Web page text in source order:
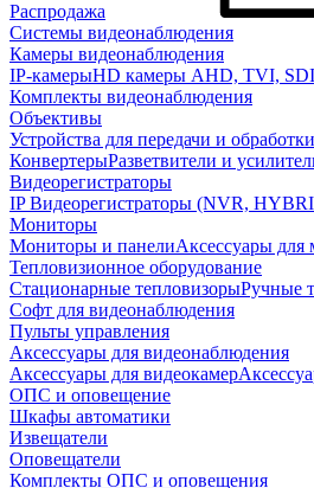
Распродажа
Системы видеонаблюдения
Камеры видеонаблюдения
IP-камерыHD камеры AHD, TVI,
Комплекты видеонаблюдения
Объективы
Устройства для передачи и
КонвертерыРазветвители и
Видеорегистраторы
IP Видеорегистраторы (NVR,
Мониторы
Мониторы и панелиАксессуары для
Тепловизионное оборудование
Стационарные тепловизорыРучные
Софт для видеонаблюдения
Пульты управления
Аксессуары для видеонаблюдения
Аксессуары для видеокамер
ОПС и оповещение
Шкафы автоматики
Извещатели
Оповещатели
Комплекты ОПС и оповещения